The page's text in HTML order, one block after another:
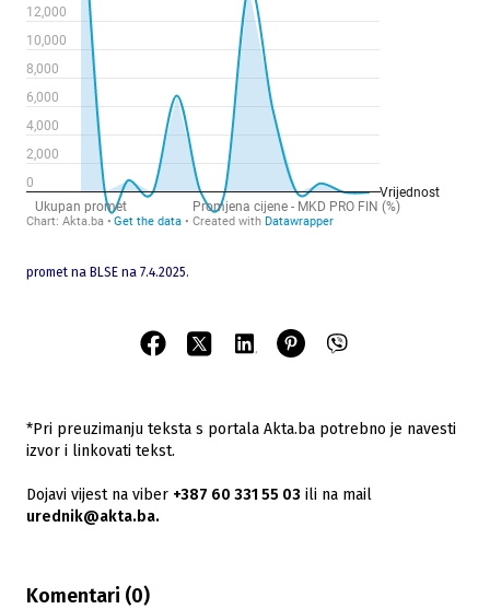
promet na BLSE na 7.4.2025.
*Pri preuzimanju teksta s portala Akta.ba potrebno je navesti
izvor i linkovati tekst.
Dojavi vijest na viber +387 60 331 55 03 ili na mail
urednik@akta.ba.
Komentari (0)